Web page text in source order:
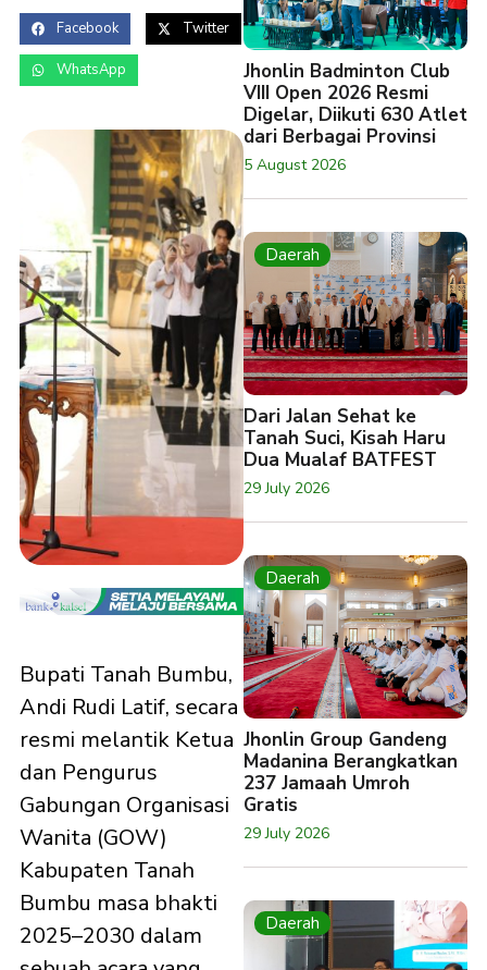
Facebook Twitter
WhatsApp
Bupati Tanah Bumbu,
Andi Rudi Latif, secara
resmi melantik Ketua
dan Pengurus
Gabungan Organisasi
Wanita (GOW)
Kabupaten Tanah
Bumbu masa bhakti
2025–2030 dalam
Jhonlin Badminton Club
VIII Open 2026 Resmi
Digelar, Diikuti 630 Atlet
dari Berbagai Provinsi
5 August 2026
Daerah
Dari Jalan Sehat ke
Tanah Suci, Kisah Haru
Dua Mualaf BATFEST
29 July 2026
Daerah
Jhonlin Group Gandeng
Madanina Berangkatkan
237 Jamaah Umroh
Gratis
29 July 2026
Daerah